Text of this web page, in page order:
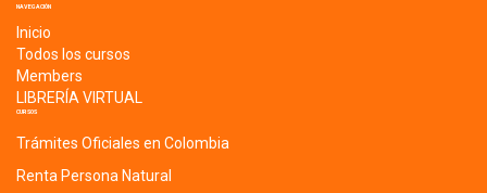
NAVEGACIÓN
Inicio
Todos los cursos
Members
LIBRERÍA VIRTUAL
CURSOS
Trámites Oficiales en Colombia
Renta Persona Natural